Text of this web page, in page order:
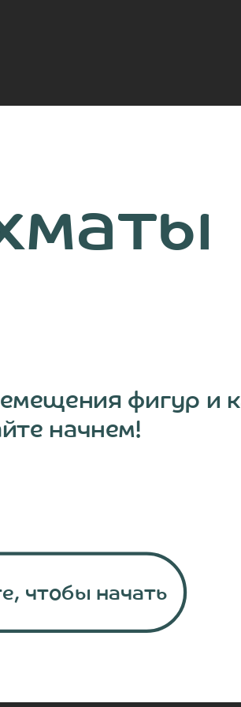
фигур и
начнем!
Шахматы
Давайте начнем!
Нажмите, чтобы начать